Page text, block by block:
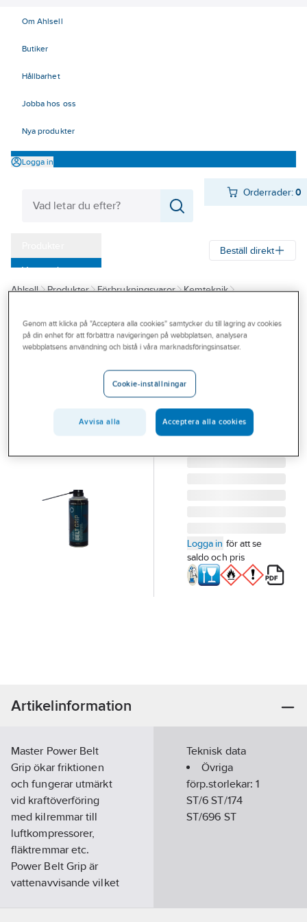
Om Ahlsell
Butiker
Hållbarhet
Jobba hos oss
Nya produkter
Logga in
Orderrader:0
Varumärken
Kampanjer
Outlet
Branscher
Beställ direkt
Ahlsell Produkter Förbrukningsvaror
Kemteknik
SPRAY MASTER
Master Power
Belt Grip
REMSPRAY POWER
BELT GRIP ECO
400ML MASTER
Artikelnummer:
Logga in för att se
saldo och pris
Artikelinformation
Master Power Belt
Grip ökar friktionen
och fungerar utmärkt
vid kraftöverföring
med kilremmar till
luftkompressorer,
fläktremmar etc.
Power Belt Grip är
vattenavvisande vilket
Teknisk data
Övriga
förp.storlekar:1
ST/6 ST/174
ST/696 ST
Genom att klicka på "Acceptera alla cookies" samtycker du till lagring av cookies
på din enhet för att förbättra navigeringen på webbplatsen, analysera
webbplatsens användning och bistå i våra marknadsföringsinsatser.
Cookie-inställningar
Avvisa alla Acceptera alla cookies